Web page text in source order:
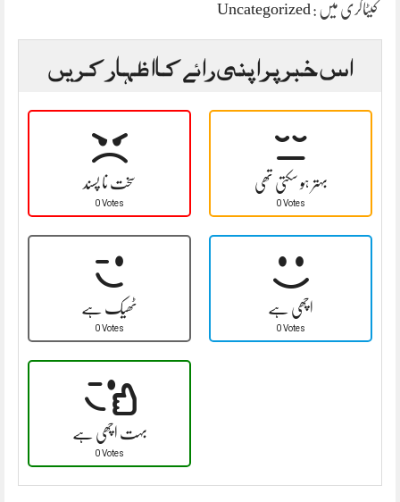
کیٹاگری میں : Uncategorized
اس خبر پر اپنی رائے کا اظہار کریں
سخت نا پسند
0 Votes
بہتر ہو سکتی تھی
0 Votes
ٹھیک ہے
0 Votes
اچھی ہے
0 Votes
بہت اچھی ہے
0 Votes